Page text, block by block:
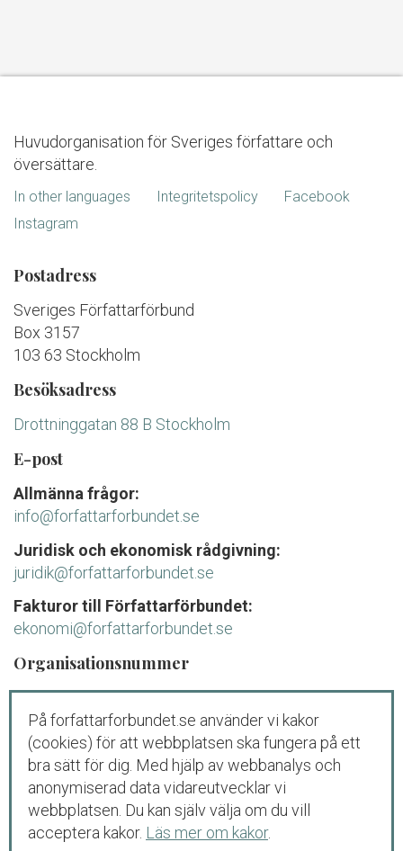
Huvudorganisation för Sveriges författare och
översättare.
In other languages Integritetspolicy
Facebook
Instagram
Postadress
Sveriges Författarförbund
Box 3157
103 63 Stockholm
Besöksadress
Drottninggatan 88 B Stockholm
E-post
Allmänna frågor:
info@forfattarforbundet.se
Juridisk och ekonomisk rådgivning:
juridik@forfattarforbundet.se
Fakturor till Författarförbundet:
ekonomi@forfattarforbundet.se
Organisationsnummer
802004-7687
Telefon
Växeln:08-545 132 00
Tisdag-fredag: 09.00-11.00
Juridisk och ekonomisk rådgivning för
medlemmar och debutanter:
På forfattarforbundet.se använder vi kakor
(cookies) för att webbplatsen ska fungera på ett
bra sätt för dig. Med hjälp av webbanalys och
anonymiserad data vidareutvecklar vi
webbplatsen. Du kan själv välja om du vill
acceptera kakor. Läs mer om kakor.